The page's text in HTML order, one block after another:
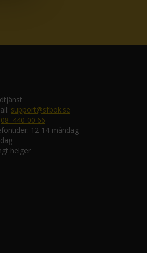
support@sfbok.se
08–440 00 66
12-14 måndag-
helger